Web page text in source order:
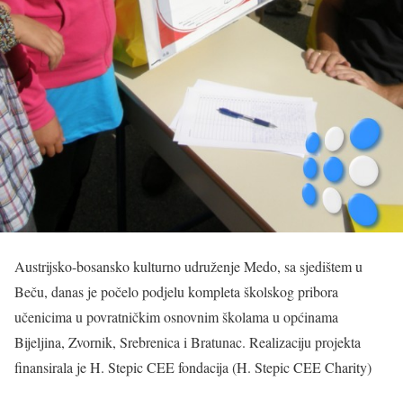
Austrijsko-bosansko kulturno udruženje Medo, sa sjedištem u
Beču, danas je počelo podjelu kompleta školskog pribora
učenicima u povratničkim osnovnim školama u općinama
Bijeljina, Zvornik, Srebrenica i Bratunac. Realizaciju projekta
finansirala je H. Stepic CEE fondacija (H. Stepic CEE Charity)